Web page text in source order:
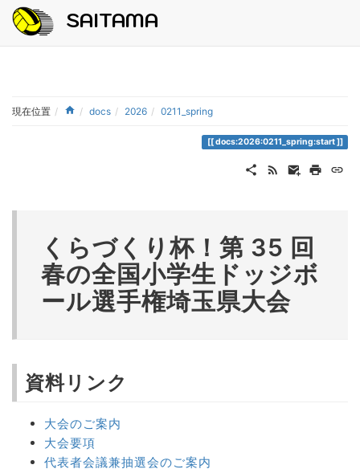
SAITAMA
現在位置 docs 2026 0211_spring
docs:2026:0211_spring:start
くらづくり杯！第 35 回
春の全国小学生ドッジボ
ール選手権埼玉県大会
資料リンク
大会のご案内
大会要項
代表者会議兼抽選会のご案内